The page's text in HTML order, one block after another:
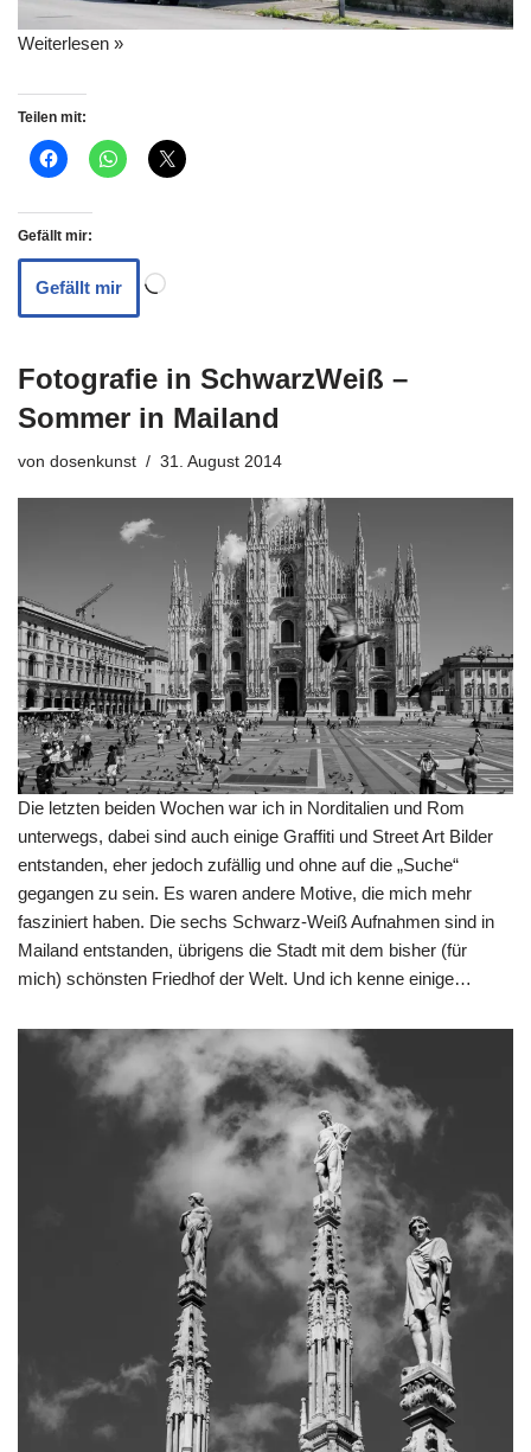
Weiterlesen »
Teilen mit:
Gefällt mir:
Gefällt mir
Fotografie in SchwarzWeiß –
Sommer in Mailand
von dosenkunst 31. August 2014
Die letzten beiden Wochen war ich in Norditalien und Rom
unterwegs, dabei sind auch einige Graffiti und Street Art Bilder
entstanden, eher jedoch zufällig und ohne auf die „Suche“
gegangen zu sein. Es waren andere Motive, die mich mehr
fasziniert haben. Die sechs Schwarz-Weiß Aufnahmen sind in
Mailand entstanden, übrigens die Stadt mit dem bisher (für
mich) schönsten Friedhof der Welt. Und ich kenne einige…